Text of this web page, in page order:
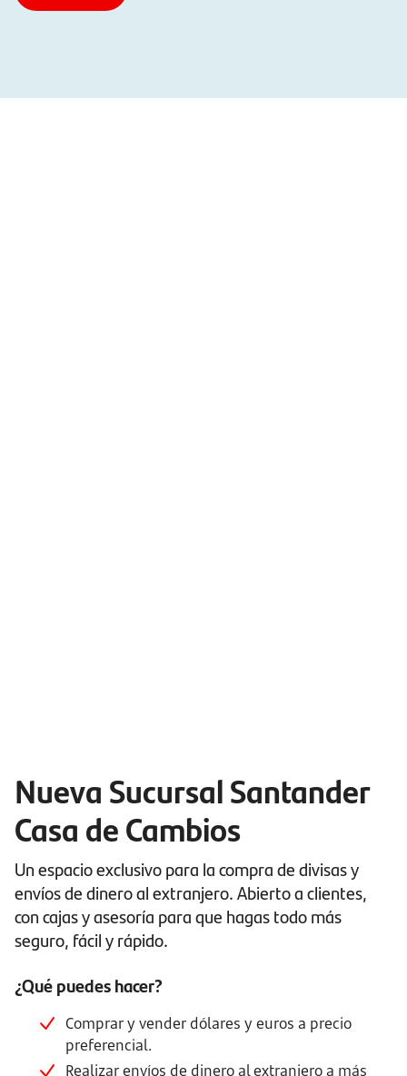
Nueva Sucursal Santander
Casa de Cambios
Un espacio exclusivo para la compra de divisas y
envíos de dinero al extranjero. Abierto a clientes,
con cajas y asesoría para que hagas todo más
seguro, fácil y rápido.
¿Qué puedes hacer?
Comprar y vender dólares y euros a precio
preferencial.
Realizar envíos de dinero al extranjero a más